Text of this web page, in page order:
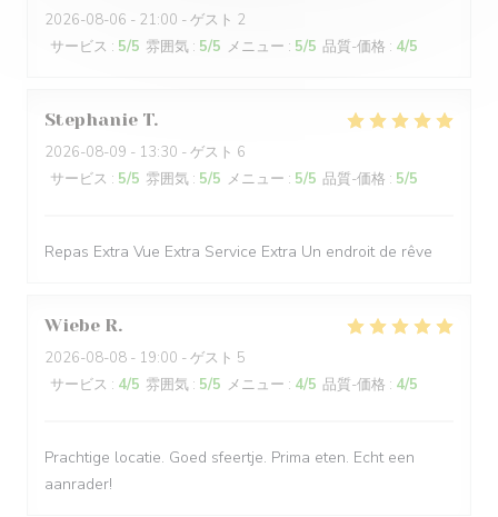
2026-08-06 - 21:00 - ゲスト 2
サービス : 5/5 雰囲気 : 5/5 メニュー : 5/5 品質-価格 : 4/5
Stephanie T
2026-08-09 - 13:30 - ゲスト 6
サービス : 5/5 雰囲気 : 5/5 メニュー : 5/5 品質-価格 : 5/5
Repas Extra Vue Extra Service Extra Un endroit de rêve
Wiebe R
2026-08-08 - 19:00 - ゲスト 5
サービス : 4/5 雰囲気 : 5/5 メニュー : 4/5 品質-価格 : 4/5
Prachtige locatie. Goed sfeertje. Prima eten. Echt een
aanrader!